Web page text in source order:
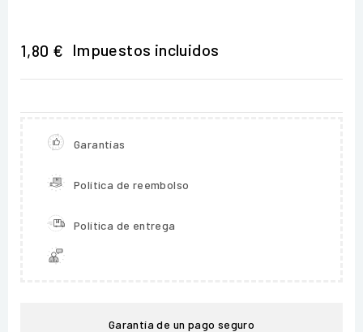
1,80 € Impuestos incluidos
Garantías
Política de reembolso
Política de entrega
Garantía de un pago seguro